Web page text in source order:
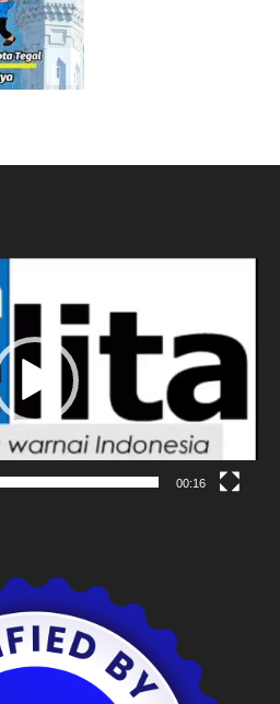
00:16